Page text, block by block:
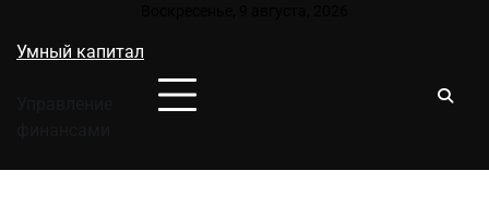
содержимому
Умный капитал